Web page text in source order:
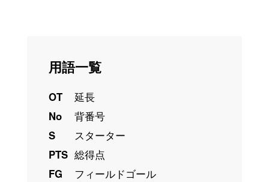
用語一覧
OT
延長
No
背番号
S
スターター
PTS 総得点
FG
フィールドゴール